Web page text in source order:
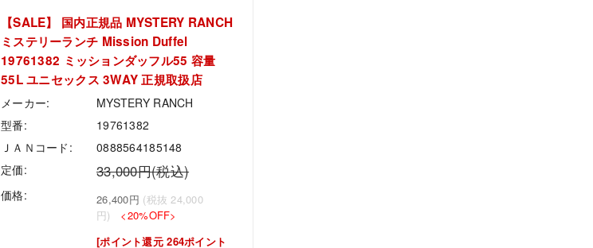
【SALE】 国内正規品 MYSTERY RANCH
ミステリーランチ Mission Duffel
19761382 ミッションダッフル55 容量
55L ユニセックス 3WAY 正規取扱店
メーカー:
MYSTERY RANCH
型番:
19761382
ＪＡＮコード:
0888564185148
定価:
33,000円(税込)
価格: 26,400円 (税抜 24,000
円) <20%OFF>
[ポイント還元 264ポイント